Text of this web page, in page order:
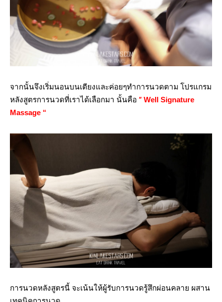
จากนั้นจึงเริ่มนอนบนเตียงและค่อยๆทำการนวดตาม โปรแกรม
หลังสูตรการนวดที่เราได้เลือกมา นั้นคือ ” Well Signature
Massage “
การนวดหลังสูตรนี้ จะเน้นให้ผู้รับการนวดรู้สึกผ่อนคลาย ผสาน